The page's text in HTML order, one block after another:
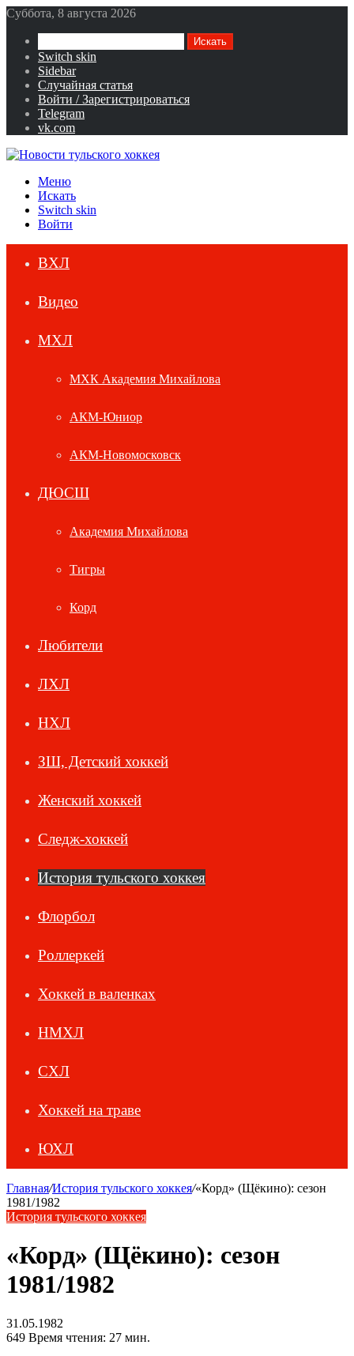
Суббота, 8 августа 2026
Искать
Switch skin
Sidebar
Случайная статья
Войти / Зарегистрироваться
Telegram
vk.com
Меню
Искать
Switch skin
Войти
ВХЛ
Видео
МХЛ
МХК Академия Михайлова
АКМ-Юниор
АКМ-Новомосковск
ДЮСШ
Академия Михайлова
Тигры
Корд
Любители
ЛХЛ
НХЛ
ЗШ, Детский хоккей
Женский хоккей
Следж-хоккей
История тульского хоккея
Флорбол
Роллеркей
Хоккей в валенках
НМХЛ
СХЛ
Хоккей на траве
ЮХЛ
Главная/История тульского хоккея/«Корд» (Щёкино): сезон
1981/1982
История тульского хоккея
«Корд» (Щёкино): сезон
1981/1982
31.05.1982
649 Время чтения: 27 мин.